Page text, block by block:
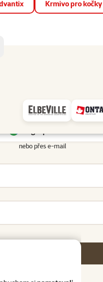
📱
Krmivo pro kočky
nebo přes e-mail